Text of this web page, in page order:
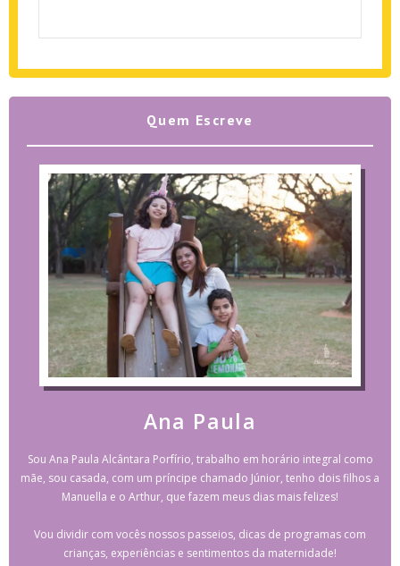
Quem Escreve
Ana Paula
Sou Ana Paula Alcântara Porfírio, trabalho em horário integral como
mãe, sou casada, com um príncipe chamado Júnior, tenho dois filhos a
Manuella e o Arthur, que fazem meus dias mais felizes!
Vou dividir com vocês nossos passeios, dicas de programas com
crianças, experiências e sentimentos da maternidade!